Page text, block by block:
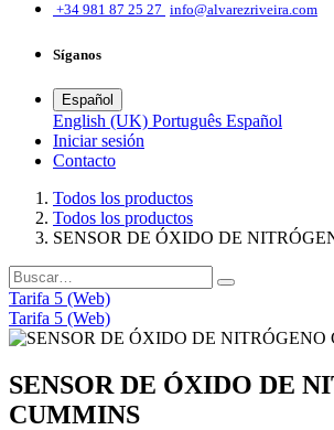
+34 981 87 25 27 info@alvarezriveira.com
Síganos
Español
English (UK) Português Español
Iniciar sesión
​Contacto
Todos los productos
Todos los productos
SENSOR DE ÓXIDO DE
Tarifa 5 (Web)
Tarifa 5 (Web)
SENSOR DE ÓXIDO DE
CUMMINS